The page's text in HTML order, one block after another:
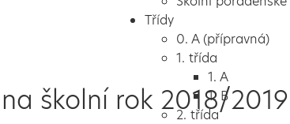
Třídy
0. A (přípravná)
1. třída
1. A
1. B
2. třída
školní rok 2018/2019